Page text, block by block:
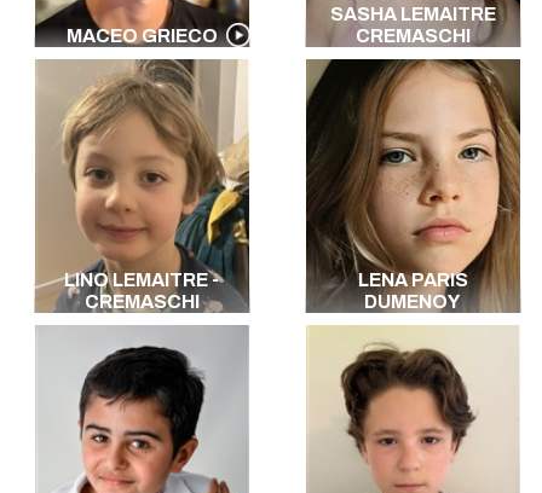
MACEO GRIECO
SASHA LEMAITRE
CREMASCHI
LINO LEMAITRE -
CREMASCHI
LENA PARIS
DUMENOY